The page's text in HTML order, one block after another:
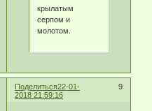
крылатым
серпом и
молотом.
Поделиться 9
22-01-
2018 21:59:16